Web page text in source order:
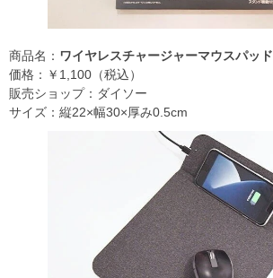
商品名： ワイヤレスチャージャーマウスパッド
価格：￥1,100（税込）
販売ショップ：ダイソー
サイズ：縦22×幅30×厚み0.5cm